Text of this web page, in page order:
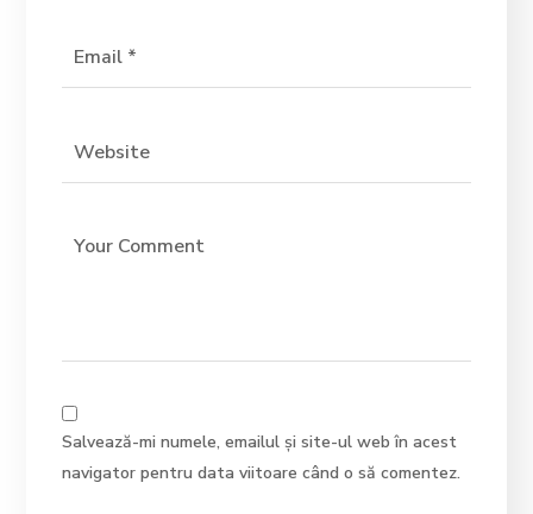
Salvează-mi numele, emailul și site-ul web în acest
navigator pentru data viitoare când o să comentez.